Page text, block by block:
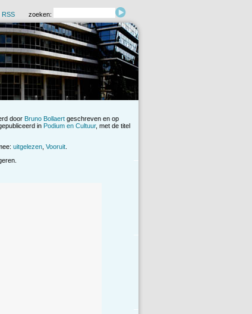
RSS zoeken:
door Bruno Bollaert geschreven en op
in Podium en Cultuur, met de titel
uitgelezen Vooruit